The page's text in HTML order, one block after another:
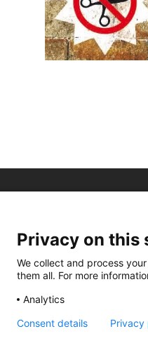
Privacy on this
We collect and process
them all. For more
Analytics
Consent details Privacy